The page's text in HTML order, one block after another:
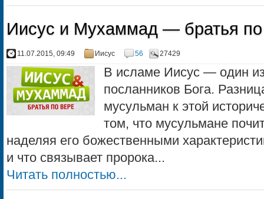
Иисус и Мухаммад — братья по
11.07.2015, 09:49 Иисус 56 27429
В исламе Иисус — один
посланников Бога.
мусульман к этой
том, что мусульмане
наделяя его божественными
и что связывает пророка...
Читать полностью...